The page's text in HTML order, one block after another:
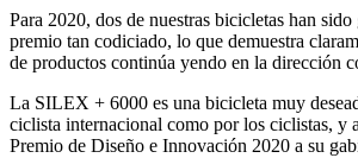
Para 2020, dos de nuestras bicicletas han sido
premio tan codiciado, lo que demuestra
de productos continúa yendo en la dirección
La SILEX + 6000 es una bicicleta muy
ciclista internacional como por los ciclistas, y
Premio de Diseño e Innovación 2020 a su